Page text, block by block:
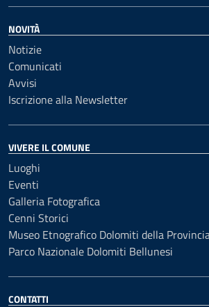
NOVITÀ
Notizie
Comunicati
Avvisi
Iscrizione alla Newsletter
VIVERE IL COMUNE
Luoghi
Eventi
Galleria Fotografica
Cenni Storici
Museo Etnografico Dolomiti della
Parco Nazionale Dolomiti Bellunesi
CONTATTI